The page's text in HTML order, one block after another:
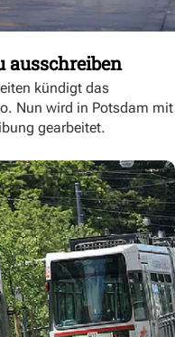
ausschreiben
kündigt das
Nun wird in Potsdam mit
gearbeitet.